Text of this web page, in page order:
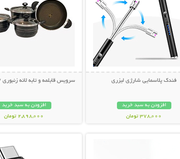
فندک پلاسمایی شارژی لیزری
افزودن به سبد خرید
378,000 تومان
سرویس قابلمه و تابه لانه زنبوری 7 پارچه هلنا
افزودن به سبد خرید
2,898,000 تومان